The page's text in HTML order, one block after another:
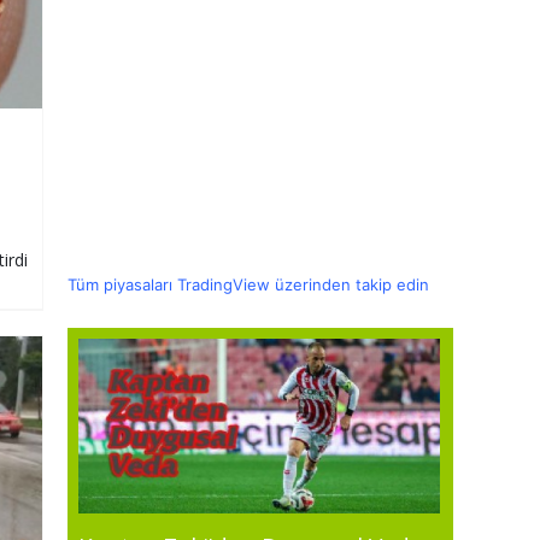
Tüm piyasaları TradingView üzerinden takip edin